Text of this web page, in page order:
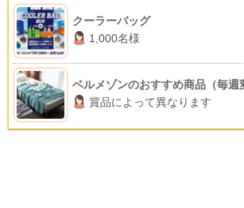
クーラーバッグ
1,000名様
ベルメゾンのおすすめ商品（毎週
賞品によって異なります